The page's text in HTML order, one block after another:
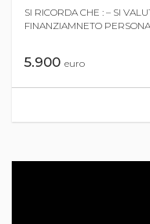
SI RICORDA CHE : – SI
FINANZIAMNETO
5.900 euro